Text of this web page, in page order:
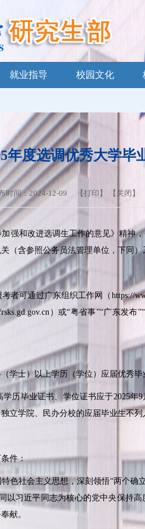
就业指导 校园文化
年度选调优秀大学毕
时间：2024-12-09 【打印 】 【 关闭 】
强和改进选调生工作的意见》精神
（含参照公务员法管理单位，下同）
考者可通过广东组织工作网（ https://
）或“粤省事”“广东发布
学士）以上学历（学位）应届优秀
历毕业证书、学位证书应于2025年9
立学院、民办分校的应届毕业生不列
件：
社会主义思想，深刻领悟“两个确
以习近平同志为核心的党中央保持
献。